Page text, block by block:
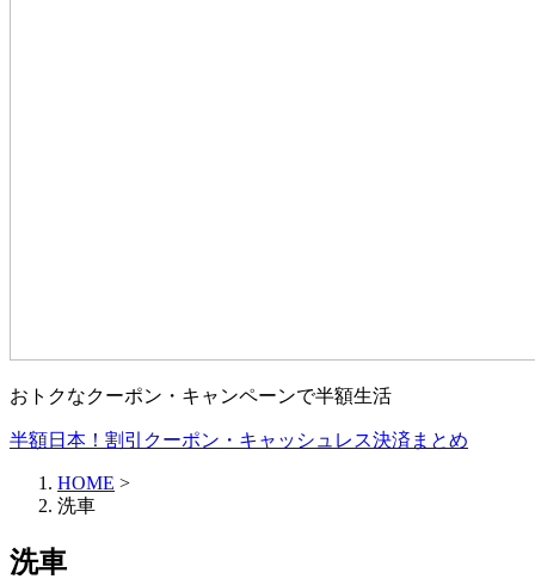
おトクなクーポン・キャンペーンで半額生活
半額日本！割引クーポン・キャッシュレス決済まとめ
HOME >
洗車
洗車